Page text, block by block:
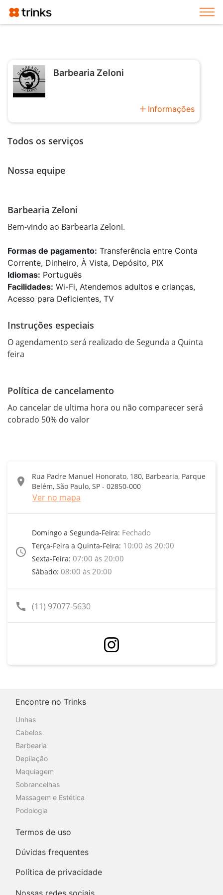
Barbearia Zeloni
add Informações
Todos os serviços
Nossa equipe
Barbearia Zeloni
Bem-vindo ao Barbearia Zeloni.
Formas de pagamento: Transferência entre Conta
Corrente, Dinheiro, À Vista, Depósito, PIX
Idiomas: Português
Facilidades: Wi-Fi, Atendemos adultos e crianças,
Acesso para Deficientes, TV
Instruções especiais
O agendamento será realizado de Segunda a Quinta
feira
Política de cancelamento
Ao cancelar de ultima hora ou não comparecer será
cobrado 50% do valor
location_on
Rua Padre Manuel Honorato, 180, Barbearia, Parque
Belém, São Paulo, SP - 02850-000
Ver no mapa
access_time
Domingo a Segunda-Feira: Fechado
Terça-Feira a Quinta-Feira: 10:00 às 20:00
Sexta-Feira: 07:00 às 20:00
Sábado: 08:00 às 20:00
call (11) 97077-5630
Encontre no Trinks
Unhas
Cabelos
Barbearia
Depilação
Maquiagem
Sobrancelhas
Massagem e Estética
Podologia
Termos de uso
Dúvidas frequentes
Política de privacidade
Nossas redes sociais